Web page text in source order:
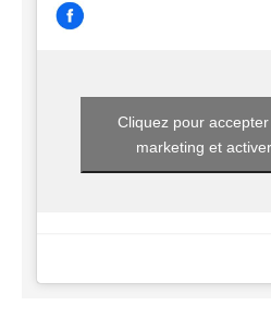
Cliquez pour
marketing et